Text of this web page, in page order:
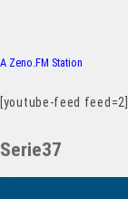
A Zeno.FM Station
[youtube-feed feed=2]
Serie37